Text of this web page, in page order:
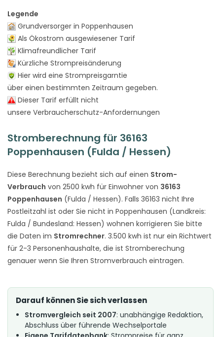
Legende
Grundversorger in Poppenhausen
Als Ökostrom ausgewiesener Tarif
Klimafreundlicher Tarif
Kürzliche Strompreisänderung
Hier wird eine Strompreisgarntie
über einen bestimmten Zeitraum gegeben.
Dieser Tarif erfüllt nicht
unsere Verbraucherschutz-Anfordernungen
Stromberechnung für 36163
Poppenhausen (Fulda / Hessen)
Diese Berechnung bezieht sich auf einen Strom-
Verbrauch von 2500 kwh für Einwohner von 36163
Poppenhausen (Fulda / Hessen). Falls 36163 nicht Ihre
Postleitzahl ist oder Sie nicht in Poppenhausen (Landkreis:
Fulda / Bundesland: Hessen) wohnen korrigieren Sie bitte
die Daten im Stromrechner. 3.500 kwh ist nur ein Richtwert
für 2-3 Personenhaushalte, die ist Stromberechung
genauer wenn Sie Ihren Stromverbrauch eintragen.
Darauf können Sie sich verlassen
Stromvergleich seit 2007: unabhängige Redaktion,
Abschluss über führende Wechselportale